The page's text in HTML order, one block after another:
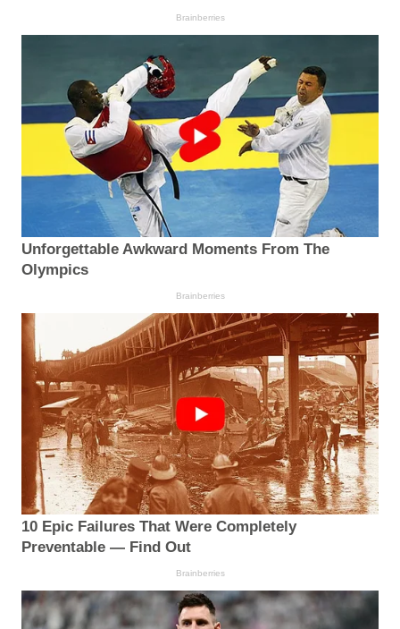
Brainberries
Unforgettable Awkward Moments From The
Olympics
Brainberries
10 Epic Failures That Were Completely
Preventable — Find Out
Brainberries